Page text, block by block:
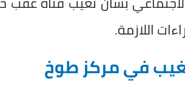
اللازمة.
في مركز طوخ